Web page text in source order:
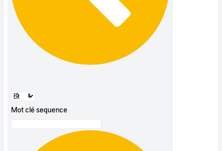
Mot clé sequence